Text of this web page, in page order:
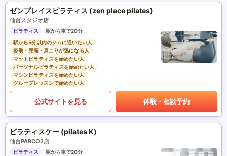
ゼンプレイスピラティス (zen place pilates)
仙台スタジオ店
ピラティス
駅から車で20分
駅から5分以内のジムに通いたい人
姿勢・腰痛・肩こりが気になる人
マットピラティスを始めたい人
パーソナルピラティスを始めたい人
マシンピラティスを始めたい人
グループレッスンで始めたい人
公式サイトを見る 体験・相談予約
ピラティスケー (pilates K)
仙台PARCO2店
ピラティス
駅から車で20分